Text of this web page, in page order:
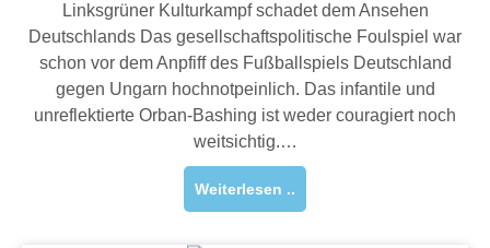
Linksgrüner Kulturkampf schadet dem Ansehen
Deutschlands Das gesellschaftspolitische Foulspiel war
schon vor dem Anpfiff des Fußballspiels Deutschland
gegen Ungarn hochnotpeinlich. Das infantile und
unreflektierte Orban-Bashing ist weder couragiert noch
weitsichtig.…
Weiterlesen ..